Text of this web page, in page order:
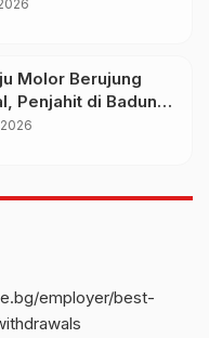
Molor Berujung
Penjahit di Badung
Kata Bernada
employer/best-